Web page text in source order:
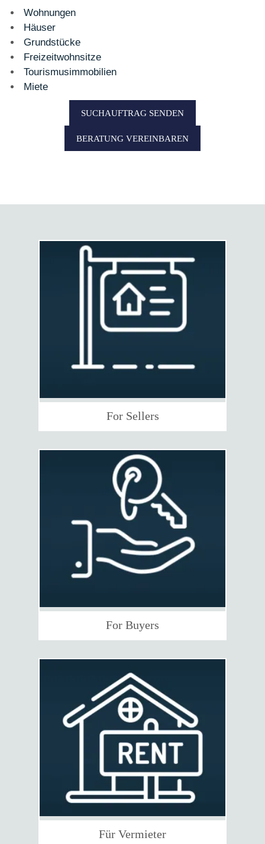
Wohnungen
Häuser
Grundstücke
Freizeitwohnsitze
Tourismusimmobilien
Miete
SUCHAUFTRAG SENDEN
BERATUNG VEREINBAREN
For Sellers
For Buyers
Für Vermieter